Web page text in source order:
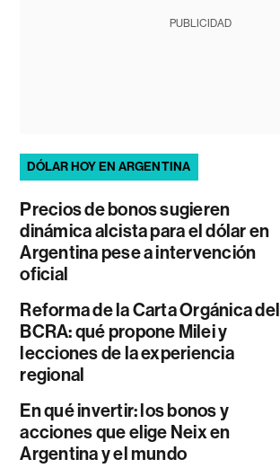
PUBLICIDAD
DÓLAR HOY EN ARGENTINA
Precios de bonos sugieren
dinámica alcista para el dólar en
Argentina pese a intervención
oficial
Reforma de la Carta Orgánica del
BCRA: qué propone Milei y
lecciones de la experiencia
regional
En qué invertir: los bonos y
acciones que elige Neix en
Argentina y el mundo